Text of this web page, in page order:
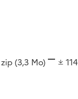
zip (3,3 Mo) 114